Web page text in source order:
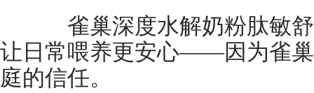
雀巢深度水解奶粉肽敏舒
让日常喂养更安心——因为雀
庭的信任。